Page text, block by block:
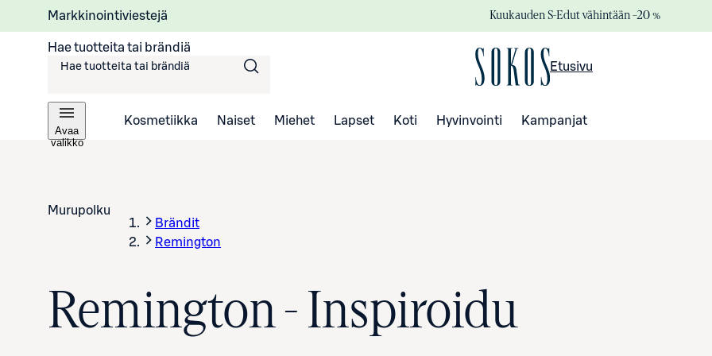
Markkinointiviestejä Kuukauden S-Edut vähintään –20 %
Hae tuotteita tai brändiä
Etusivu
Avaa
valikko
Kosmetiikka Naiset Miehet Lapset Koti Hyvinvointi Kampanjat
Murupolku
Brändit
Remington
Remington - Inspiroidu